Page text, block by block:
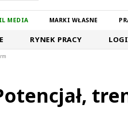
MEDIA MARKI WŁASNE
RYNEK PRACY